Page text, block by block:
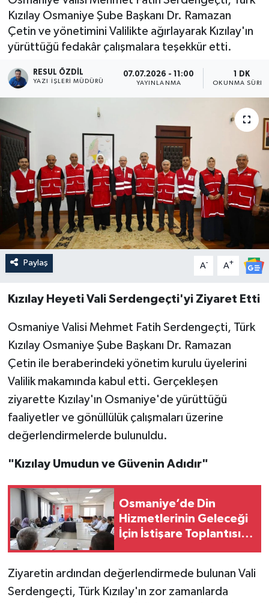
Kızılay Osmaniye Şube Başkanı Dr. Ramazan
Çetin ve yönetimini Valilikte ağırlayarak Kızılay'ın
yürüttüğü fedakâr çalışmalara teşekkür etti.
RESUL ÖZDIL
YAZI İŞLERI MÜDÜRÜ
07.07.2026 - 11:00
YAYINLANMA
1 DK
OKUNMA
Paylaş A- A+
Kızılay Heyeti Vali Serdengeçti'yi Ziyaret Etti
Osmaniye Valisi Mehmet Fatih Serdengeçti, Türk
Kızılay Osmaniye Şube Başkanı Dr. Ramazan
Çetin ile beraberindeki yönetim kurulu üyelerini
Valilik makamında kabul etti. Gerçekleşen
ziyarette Kızılay'ın Osmaniye'de yürüttüğü
faaliyetler ve gönüllülük çalışmaları üzerine
değerlendirmelerde bulunuldu.
"Kızılay Umudun ve Güvenin Adıdır"
Osmaniye’de Din
Hizmetlerinin Geleceği
İçin İstişare Toplantısı
Ziyaretin ardından değerlendirmede bulunan Vali
Serdengeçti, Türk Kızılay'ın zor zamanlarda